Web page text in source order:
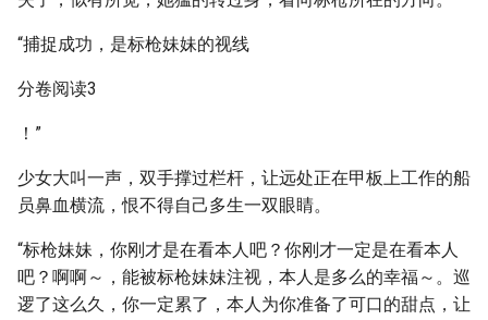
“捕捉成功，是标枪妹妹的视线
分卷阅读3
！”
少女大叫一声，双手撑过栏杆，让远处正在甲板上工作的船
员鼻血横流，恨不得自己多生一双眼睛。
“标枪妹妹，你刚才是在看本人吧？你刚才一定是在看本人
吧？啊啊～，能被标枪妹妹注视，本人是多么的幸福～。巡
逻了这么久，你一定累了，本人为你准备了可口的甜点，让